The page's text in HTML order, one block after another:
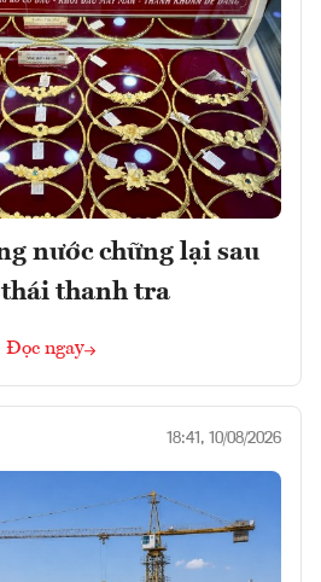
nước chững lại sau
thanh tra
Đọc ngay
18:41, 10/08/2026